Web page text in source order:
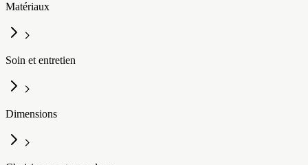
Matériaux
Soin et entretien
Dimensions